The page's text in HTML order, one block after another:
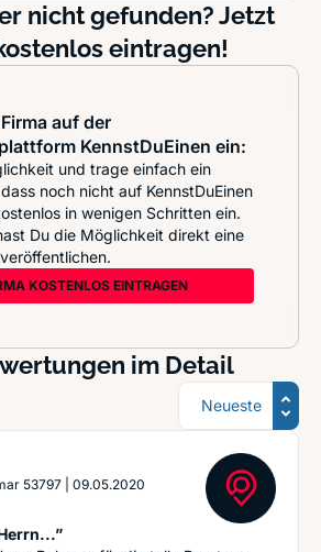
nicht gefunden? Jetzt
eintragen!
auf der
KennstDuEinen ein:
und trage einfach ein
noch nicht auf KennstDuEinen
in wenigen Schritten ein.
Du die Möglichkeit direkt eine
KOSTENLOS EINTRAGEN
im Detail
Sortierung
53797 09.05.2020